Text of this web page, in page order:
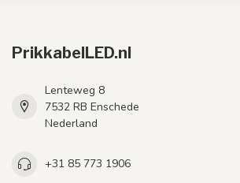
PrikkabelLED.nl
Lenteweg 8
7532 RB Enschede
Nederland
+31 85 773 1906